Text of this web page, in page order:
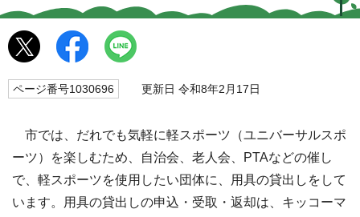
ページ番号1030696 更新日 令和8年2月17日
市では、だれでも気軽に軽スポーツ（ユニバーサルスポ
ーツ）を楽しむため、自治会、老人会、PTAなどの催し
で、軽スポーツを使用したい団体に、用具の貸出しをして
います。用具の貸出しの申込・受取・返却は、キッコーマ